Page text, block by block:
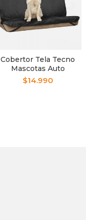
Cobertor Tela Tecno
Mascotas Auto
$14.990